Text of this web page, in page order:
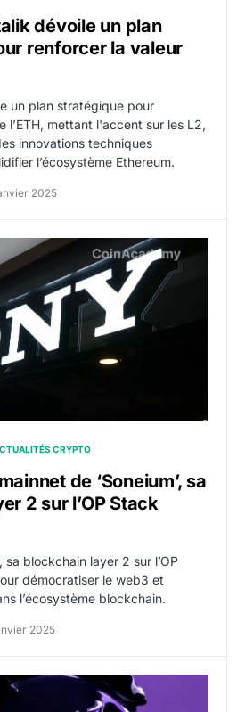
dévoile un plan
renforcer la valeur
un plan stratégique pour
l’ETH, mettant l'accent sur les L2,
innovations techniques
l’écosystème Ethereum.
2025
de ‘Soneium’, sa blockchain
CRYPTO
de ‘Soneium’, sa
2 sur l’OP Stack
sa blockchain layer 2 sur l’OP
démocratiser le web3 et
l’écosystème blockchain.
2025
Ink : un layer 2